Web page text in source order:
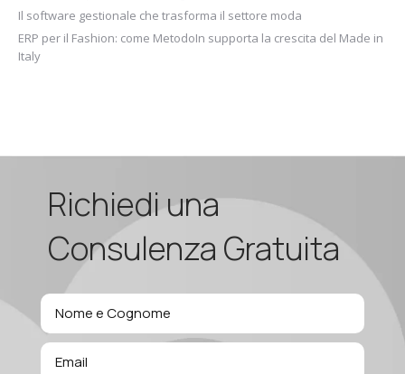
Il software gestionale che trasforma il settore moda
ERP per il Fashion: come MetodoIn supporta la crescita del Made in
Italy
Richiedi una
Consulenza Gratuita